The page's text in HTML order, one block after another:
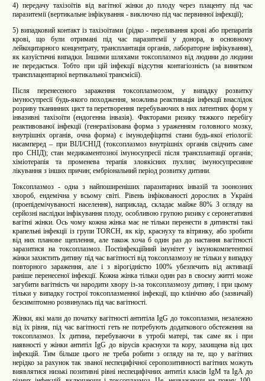
4) передачу тахізоїтів від вагітної жінки до плоду через плаценту під час
паразитемії (вертикальне інфікування - виключно під час первинної інфекції);
5) випадковий контакт із тахізоїтами (рідко - переливання крові або препаратів
крові, що були отримані під час паразитемії у донора, в основному
лейкоцитарного концентрату, трансплантація органів, лабораторне інфікування),
як казуїстичні випадки. Іншими шляхами токсоплазмоз від людини до людини
не передається. Тобто при цій інфекції відсутня контагіозність (за винятком
трансплацентарної вертикальної трансмісії).
Після перенесеного зараження токсоплазмозом, у випадку розвитку
імуносупресії будь-якого походження, можлива реактивація інфекції внаслідок
розриву тканинних цист та перетворення перебуваючих в них латентних форм у
інвазивні тахізоїти (ендогенна інвазія). Факторами ризику тяжкого перебігу
реактивованої інфекції (генералізована форма з ураженням головного мозку,
внутрішніх органів, очна форма) є імунодефіцитні стани будь-якої етіології:
насамперед – при ВІЛ/СНІД (токсоплазмоз внутрішніх органів свідчить саме
про СНІД); стан медикаментозної імуносупресії після трансплантації органів;
хіміотерапія та променева терапія злоякісних пухлин; імуносупресивне
лікування з інших причин; ембріональний період розвитку дитини.
Токсоплазмоз - одна з найпоширеніших паразитарних інвазій та зоонозних
хвороб, ендемічна у всьому світі. Рівень інфікованості дорослих в Україні
(проепідемічуваності населення), наприклад, складає майже 80% З огляду на
серйозні наслідки інфікування плоду, особливою групою ризику є серонегативні
вагітні жінки. Ось чому кожна жінка має не тільки перенести в дитинстві такі
крапельні інфекції із групиTORCH , як кір, краснуху та вітрянку, або зробити
від них планове щеплення, але також хоча б один раз до настання вагітності
заразитися на токсоплазмоз. Постінфекційний імунітет у імунокомпетентної
жінки захистить дитину під час вагітності від токсоплазмозу не тільки у випадку
повторного зараження, але і з вірогідністю 100% убезпечить від активації
раніше перенесеної інфекції. Кожна жінка тільки один раз в своєму житті може
загубити вагітність чи народити хвору із-за токсоплазмозу дитину, і при цьому
тільки у випадку гострої токсоплазменної інфекції, що клінічно або (зазвичай)
безсимптомно розвинулась під час вагітності.
Жінки, які мали до початку вагітностіантитіла IgG до токсоплазми, незалежно
від їх рівня, під час вагітності геть не потребують додаткового обстеження на
токсоплазмоз. Їх дитина, перебуваючи в утробі матері, так саме як і при
наявності у жінки антитіл IgG до вірусів краснухи та кору, захищена від цих
інфекцій. Тим більше цього не треба робити з огляду на те, що у вагітних
нерідко за рахунок так званої неспецифічної серопозитивності вагітних можуть
виявлятися низькі позитивні рівні неспецифічних антитіл класів IgМ та IgА до